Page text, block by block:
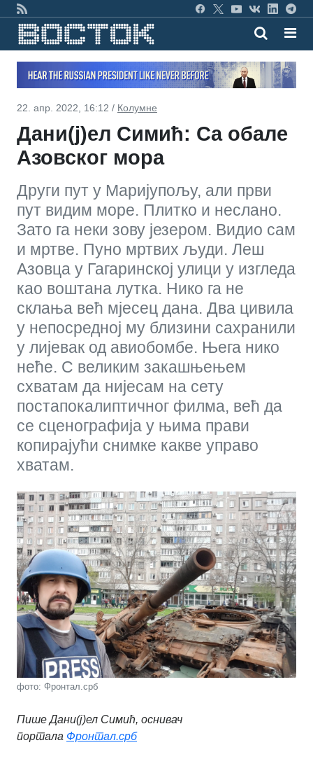
22. апр. 2022, 16:12 / Колумне
Дани(ј)ел Симић: Са обале
Азовског мора
Други пут у Маријупољу, али први
пут видим море. Плитко и неслано.
Зато га неки зову језером. Видио сам
и мртве. Пуно мртвих људи. Леш
Азовца у Гагаринској улици у изгледа
као воштана лутка. Нико га не
склања већ мјесец дана. Два цивила
у непосредној му близини сахранили
у лијевак од авиобомбе. Њега нико
неће. С великим закашњењем
схватам да нијесам на сету
постапокалиптичног филма, већ да
се сценографија у њима прави
копирајући снимке какве управо
хватам.
фото: Фронтал.срб
Пише Дани(ј)ел Симић, оснивач
портала Фронтал.срб